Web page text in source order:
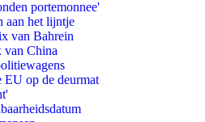
portemonnee'
aan het lijntje
van Bahrein
China
EU op de deurmat